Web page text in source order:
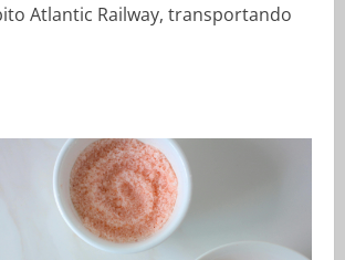
Atlantic Railway, transportando